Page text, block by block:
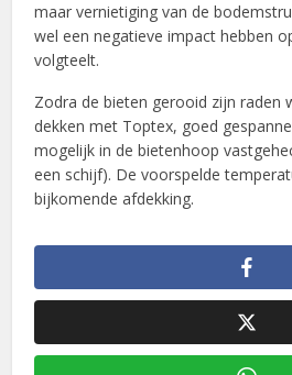
maar vernietiging van de
wel een negatieve impact hebben
volgteelt.
Zodra de bieten gerooid zijn raden
dekken met Toptex, goed
mogelijk in de bietenhoop
een schijf). De voorspelde
bijkomende afdekking.